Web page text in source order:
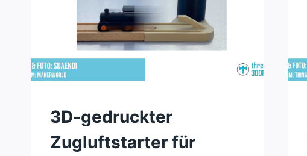
3D-gedruckter
Zugluftstarter für